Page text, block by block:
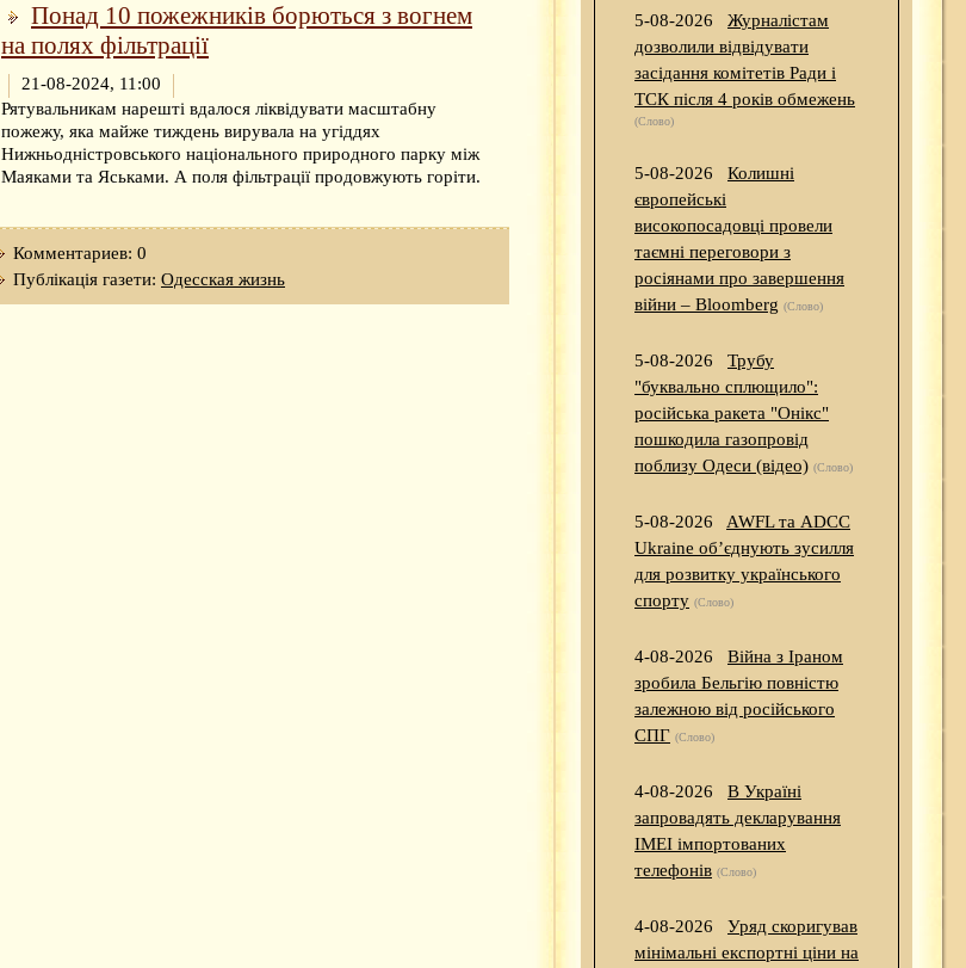
Понад 10 пожежників борються з вогнем
на полях фільтрації
21-08-2024, 11:00
Рятувальникам нарешті вдалося ліквідувати масштабну
пожежу, яка майже тиждень вирувала на угіддях
Нижньодністровського національного природного парку між
Маяками та Яськами. А поля фільтрації продовжують горіти.
Комментариев: 0
Публікація газети: Одесская жизнь
5-08-2026
Журналістам
дозволили відвідувати
засідання комітетів Ради і
ТСК після 4 років обмежень
(Слово)
5-08-2026
Колишні
європейські
високопосадовці провели
таємні переговори з
росіянами про завершення
війни – Bloomberg (Слово)
5-08-2026
Трубу
"буквально сплющило":
російська ракета "Онікс"
пошкодила газопровід
поблизу Одеси (відео) (Слово)
5-08-2026
AWFL та ADCC
Ukraine об’єднують зусилля
для розвитку українського
спорту (Слово)
4-08-2026
Війна з Іраном
зробила Бельгію повністю
залежною від російського
СПГ (Слово)
4-08-2026
В Україні
запровадять декларування
IMEI імпортованих
телефонів (Слово)
4-08-2026
Уряд скоригував
мінімальні експортні ціни на